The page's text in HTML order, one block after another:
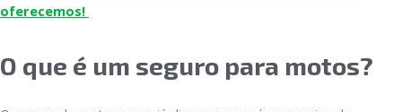
oferecemos!
O que é um seguro para motos?